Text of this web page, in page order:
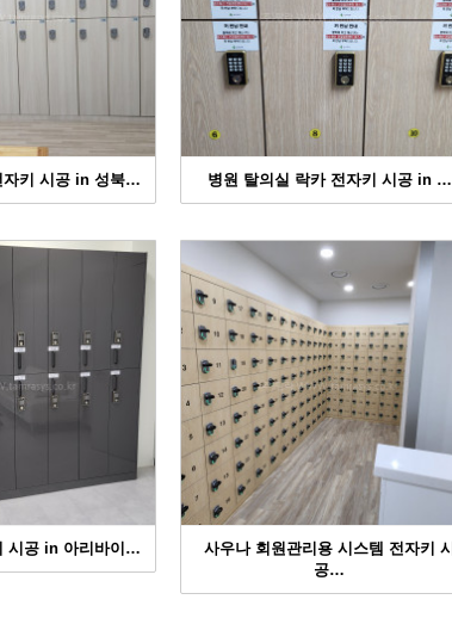
자키 시공 in 성북… 병원 탈의실 락카 전자키 시공 in …
시공 in 아리바이…
사우나 회원관리용 시스템 전자키 시
공…